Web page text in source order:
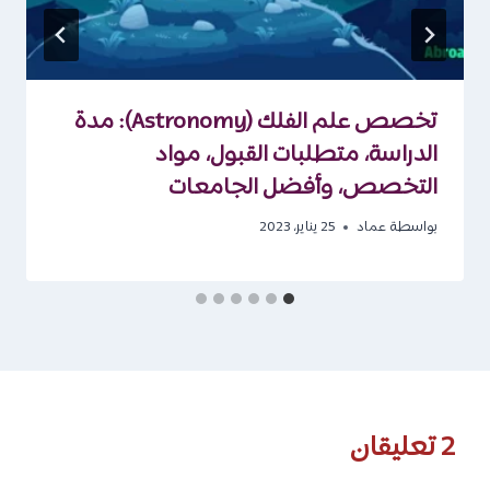
تخصص علم الفلك (Astronomy): مدة
الدراسة، متطلبات القبول، مواد
التخصص، وأفضل الجامعات
بواسطة عماد 25 يناير، 2023
2 تعليقان